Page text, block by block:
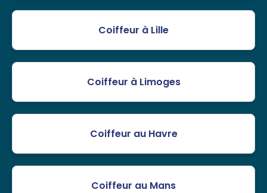
Coiffeur à Lille
Coiffeur à Limoges
Coiffeur au Havre
Coiffeur au Mans